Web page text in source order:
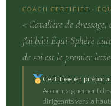
COACH CERTIFIÉE ·
« Cavalière de
j'ai bâti Équi-Sphère
de soi est le premier
Certifiée en
Accompagnement
dirigeants vers la